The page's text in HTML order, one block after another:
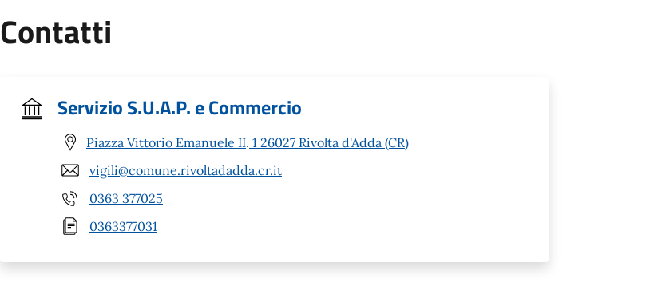
Contatti
Servizio S.U.A.P. e Commercio
Piazza Vittorio Emanuele II, 1 26027 Rivolta d'Adda (CR)
vigili@comune.rivoltadadda.cr.it
0363 377025
0363377031